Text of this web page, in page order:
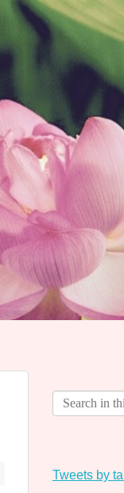
Tweets by